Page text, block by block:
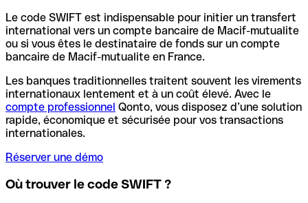
Le code SWIFT est indispensable pour initier un transfert
international vers un compte bancaire de Macif-mutualite
ou si vous êtes le destinataire de fonds sur un compte
bancaire de Macif-mutualite en France.
Les banques traditionnelles traitent souvent les virements
internationaux lentement et à un coût élevé. Avec le
compte professionnel Qonto, vous disposez d’une solution
rapide, économique et sécurisée pour vos transactions
internationales.
Réserver une démo
Où trouver le code SWIFT ?